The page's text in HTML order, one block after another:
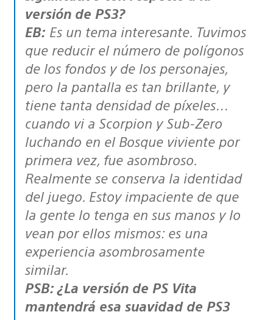
versión de PS3?
EB: Es un tema interesante. Tuvimos
que reducir el número de polígonos
de los fondos y de los personajes,
pero la pantalla es tan brillante, y
tiene tanta densidad de píxeles…
cuando vi a Scorpion y Sub-Zero
luchando en el Bosque viviente por
primera vez, fue asombroso.
Realmente se conserva la identidad
del juego. Estoy impaciente de que
la gente lo tenga en sus manos y lo
vean por ellos mismos: es una
experiencia asombrosamente
similar.
PSB: ¿La versión de PS Vita
mantendrá esa suavidad de PS3